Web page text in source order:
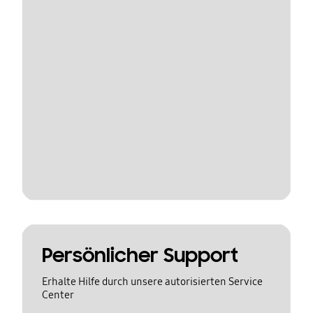
Persönlicher Support
Erhalte Hilfe durch unsere autorisierten Service
Center